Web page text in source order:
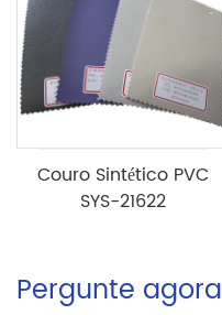
Couro Sintético PVC
SYS-21622
Pergunte agora